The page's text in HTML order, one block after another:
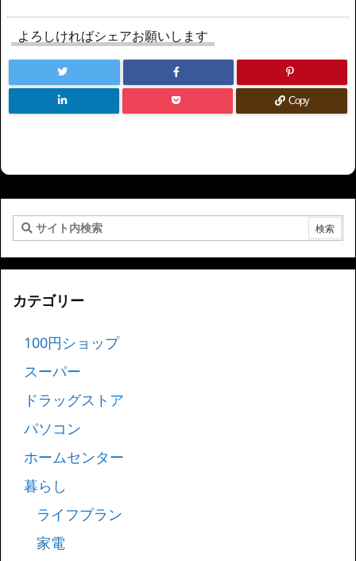
よろしければシェアお願いします
Copy
カテゴリー
100円ショップ
スーパー
ドラッグストア
パソコン
ホームセンター
暮らし
ライフプラン
家電